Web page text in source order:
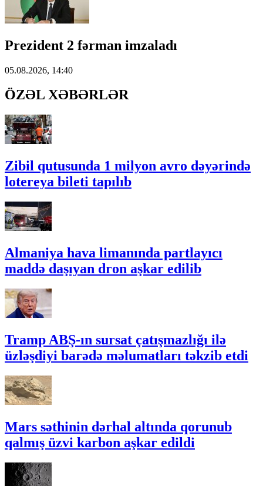
Prezident 2 fərman imzaladı
05.08.2026, 14:40
ÖZƏL XƏBƏRLƏR
Zibil qutusunda 1 milyon avro dəyərində
lotereya bileti tapılıb
Almaniya hava limanında partlayıcı
maddə daşıyan dron aşkar edilib
Tramp ABŞ-ın sursat çatışmazlığı ilə
üzləşdiyi barədə məlumatları təkzib etdi
Mars səthinin dərhal altında qorunub
qalmış üzvi karbon aşkar edildi